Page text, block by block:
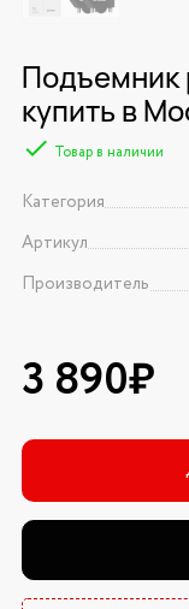
Подъемник
купить в
Товар в наличии
Категория
Артикул
Производитель
3 890₽